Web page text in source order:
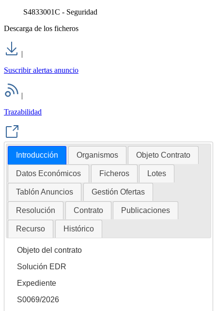
S4833001C - Seguridad
Descarga de los ficheros
|
Suscribir alertas anuncio
|
Trazabilidad
Introducción Organismos Objeto Contrato
Datos Económicos Ficheros Lotes
Tablón Anuncios Gestión Ofertas
Resolución Contrato Publicaciones
Recurso Histórico
Objeto del contrato
Solución EDR
Expediente
S0069/2026